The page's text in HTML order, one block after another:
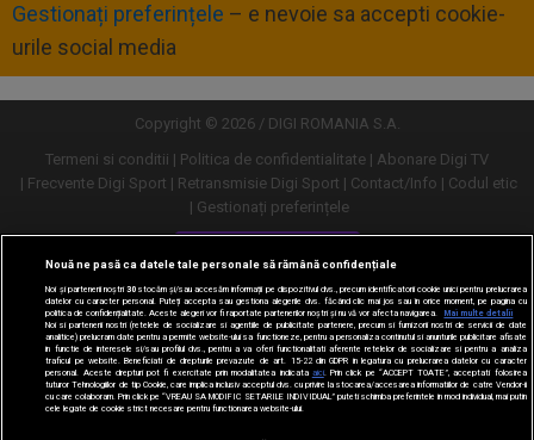
Gestionați preferințele – e nevoie sa accepti cookie-
urile social media
Copyright © 2026 / DIGI ROMANIA S.A.
Termeni si conditii
Politica de confidentialitate
Abonare Digi TV
Frecvente Digi Sport
Retransmisie Digi Sport Contact/Info
Codul etic
Gestionați preferințele
Versiune desktop
Nouă ne pasă ca datele tale personale să rămână confidențiale
Noi și partenerii noștri30stocăm și/sau accesăm informații pe dispozitivul dvs., precum identificatorii cookie unici pentru prelucrarea
datelor cu caracter personal. Puteți accepta sau gestiona alegerile dvs. făcând clic mai jos sau în orice moment, pe pagina cu
politica de confidențialitate. Aceste alegeri vor fi raportate partenerilor noștri și nu vă vor afecta navigarea.
Mai multe detalii
Noi si partenerii nostri (retelele de socializare si agentiile de publicitate partenere, precum si furnizorii nostri de servicii de date
analitice) prelucram date pentru a permite website-ului sa functioneze, pentru a personaliza continutul si anunturile publicitare afisate
in functie de interesele si/sau profilul dvs., pentru a va oferi functionalitati aferente retelelor de socializare si pentru a analiza
traficul pe website. Beneficiati de drepturile prevazute de art. 15-22 din GDPR in legatura cu prelucrarea datelor cu caracter
personal. Aceste drepturi pot fi exercitate prin modalitatea indicata aici. Prin click pe “ACCEPT TOATE”, acceptati folosirea
tuturor Tehnologiilor de tip Cookie, care implica inclusiv acceptul dvs. cu privire la stocarea/accesarea informatiilor de catre Vendor-ii
cu care colaboram. Prin click pe “VREAU SA MODIFIC SETARILE INDIVIDUAL” puteti schimba preferintele in mod individual, mai putin
cele legate de cookie strict necesare pentru functionarea website-ului.